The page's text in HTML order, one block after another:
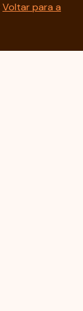
Voltar para a